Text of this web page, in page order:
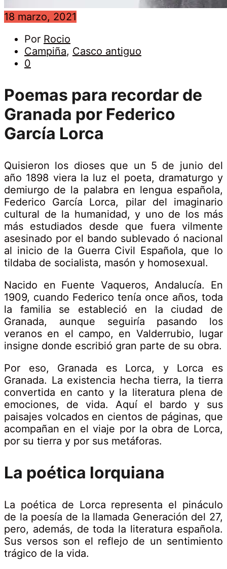
18 marzo, 2021
Poemas
para
recordar
de
Granada
18
marzo,
2021
Por Rocio
Campiña, Casco antiguo
0
Poemas
para
de
Granada
25
marzo,
2025
2021-
03-
18T12:29:00+01:00
Campiña,
Casco
antiguo
Poemas para recordar de
Granada por Federico
García Lorca
Quisieron los dioses que un 5 de junio del
año 1898 viera la luz el poeta, dramaturgo y
demiurgo de la palabra en lengua española,
Federico García Lorca, pilar del imaginario
cultural de la humanidad, y uno de los más
más estudiados desde que fuera vilmente
asesinado por el bando sublevado ó nacional
al inicio de la Guerra Civil Española, que lo
tildaba de socialista, masón y homosexual.
Nacido en Fuente Vaqueros, Andalucía. En
1909, cuando Federico tenía once años, toda
la familia se estableció en la ciudad de
Granada, aunque seguiría pasando los
veranos en el campo, en Valderrubio, lugar
insigne donde escribió gran parte de su obra.
Por eso, Granada es Lorca, y Lorca es
Granada. La existencia hecha tierra, la tierra
convertida en canto y la literatura plena de
emociones, de vida. Aquí el bardo y sus
paisajes volcados en cientos de páginas, que
acompañan en el viaje por la obra de Lorca,
por su tierra y por sus metáforas.
La poética lorquiana
La poética de Lorca representa el pináculo
de la poesía de la llamada Generación del 27,
pero, además, de toda la literatura española.
Sus versos son el reflejo de un sentimiento
trágico de la vida.